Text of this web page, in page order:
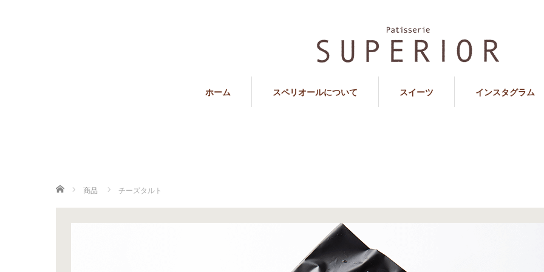
ホーム スペリオールについて スイーツ インスタグラム
ホーム 商品 チーズタルト